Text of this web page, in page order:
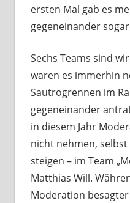
ersten Mal gab es
gegeneinander
Sechs Teams sind
waren es immerhin
Sautrogrennen im
gegeneinander
in diesem Jahr
nicht nehmen,
steigen – im Team
Matthias Will.
Moderation